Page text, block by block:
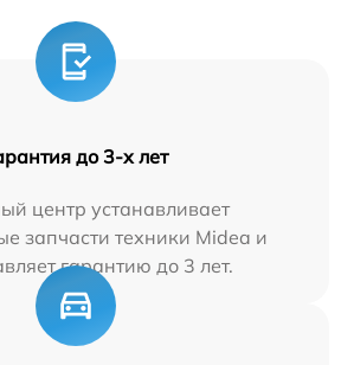
до 3-х лет
центр устанавливает
запчасти техники Midea и
гарантию до 3 лет.